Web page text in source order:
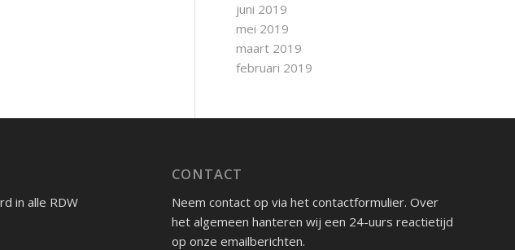
juni 2019
mei 2019
maart 2019
februari 2019
in alle RDW
CONTACT
Neem contact op via het contactformulier. Over
het algemeen hanteren wij een 24-uurs reactietijd
op onze emailberichten.